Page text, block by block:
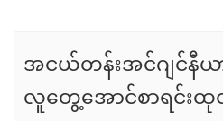
အငယ်တန်းအင်ဂျင်နီယ
လူတွေ့အောင်စာရင်းထုတ်